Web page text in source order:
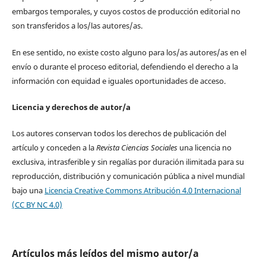
embargos temporales, y cuyos costos de producción editorial no
son transferidos a los/las autores/as.
En ese sentido, no existe costo alguno para los/as autores/as en el
envío o durante el proceso editorial, defendiendo el derecho a la
información con equidad e iguales oportunidades de acceso.
Licencia y derechos de autor/a
Los autores conservan todos los derechos de publicación del
artículo y conceden a laRevista Ciencias Socialesuna licencia no
exclusiva, intrasferible y sin regalías por duración ilimitada para su
reproducción, distribución y comunicación pública a nivel mundial
bajo una Licencia Creative Commons Atribución 4.0 Internacional
(CC BY NC 4.0)
Artículos más leídos del mismo autor/a